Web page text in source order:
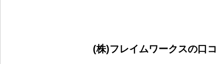
(株)フレイムワークスの口